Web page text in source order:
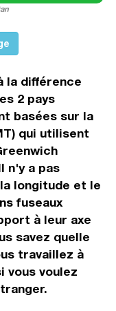
la différence
2 pays
basées sur la
qui utilisent
n'y a pas
longitude et le
fuseaux
à leur axe
savez quelle
travaillez à
vous voulez